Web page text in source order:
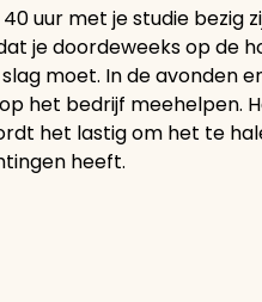
uur met je studie bezig
je doordeweeks op de
moet. In de avonden
het bedrijf meehelpen.
het lastig om het te
heeft.